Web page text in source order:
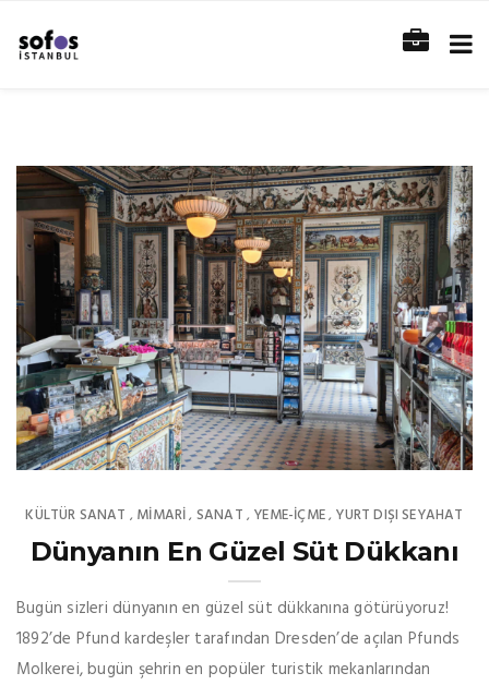
KÜLTÜR SANAT , MIMARI, SANAT , YEME-İÇME, YURT DIŞI SEYAHAT
Dünyanın En Güzel Süt Dükkanı
Bugün sizleri dünyanın en güzel süt dükkanına götürüyoruz!
1892’de Pfund kardeşler tarafından Dresden’de açılan Pfunds
Molkerei, bugün şehrin en popüler turistik mekanlarından